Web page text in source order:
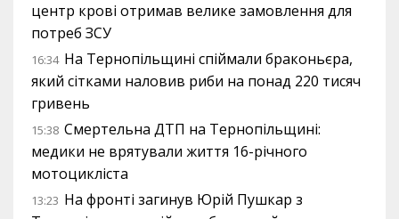
центр крові отримав велике замовлення для
потреб ЗСУ
16:34 На Тернопільщині спіймали браконьєра,
який сітками наловив риби на понад 220 тисяч
гривень
15:38 Смертельна ДТП на Тернопільщині:
медики не врятували життя 16-річного
мотоцикліста
13:23 На фронті загинув Юрій Пушкар з